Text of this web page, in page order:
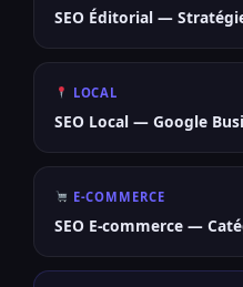
SEO Éditorial —
LOCAL
SEO Local — Google
E-COMMERCE
SEO E-commerce —